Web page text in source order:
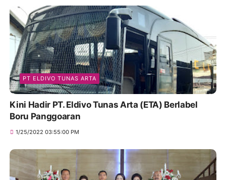
PT ELDIVO TUNAS ARTA
Kini Hadir PT. Eldivo Tunas Arta (ETA) Berlabel
Boru Panggoaran
1/25/2022 03:55:00 PM